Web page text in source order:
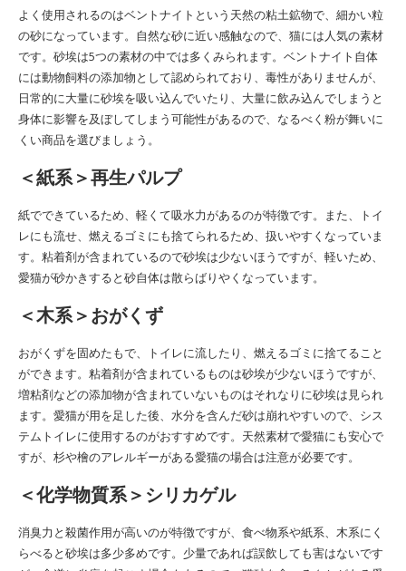
よく使用されるのはベントナイトという天然の粘土鉱物で、細かい粒
の砂になっています。自然な砂に近い感触なので、猫には人気の素材
です。砂埃は5つの素材の中では多くみられます。ベントナイト自体
には動物飼料の添加物として認められており、毒性がありませんが、
日常的に大量に砂埃を吸い込んでいたり、大量に飲み込んでしまうと
身体に影響を及ぼしてしまう可能性があるので、なるべく粉が舞いに
くい商品を選びましょう。
＜紙系＞再生パルプ
紙でできているため、軽くて吸水力があるのが特徴です。また、トイ
レにも流せ、燃えるゴミにも捨てられるため、扱いやすくなっていま
す。粘着剤が含まれているので砂埃は少ないほうですが、軽いため、
愛猫が砂かきすると砂自体は散らばりやくなっています。
＜木系＞おがくず
おがくずを固めたもで、トイレに流したり、燃えるゴミに捨てること
ができます。粘着剤が含まれているものは砂埃が少ないほうですが、
増粘剤などの添加物が含まれていないものはそれなりに砂埃は見られ
ます。愛猫が用を足した後、水分を含んだ砂は崩れやすいので、シス
テムトイレに使用するのがおすすめです。天然素材で愛猫にも安心で
すが、杉や檜のアレルギーがある愛猫の場合は注意が必要です。
＜化学物質系＞シリカゲル
消臭力と殺菌作用が高いのが特徴ですが、食べ物系や紙系、木系にく
らべると砂埃は多少多めです。少量であれば誤飲しても害はないです